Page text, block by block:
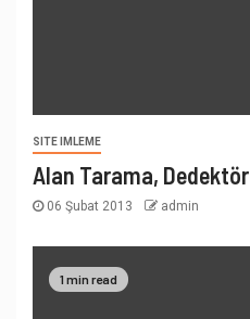
SITE IMLEME
Alan Tarama, Dedektör
06 Şubat 2013 admin
1 min read